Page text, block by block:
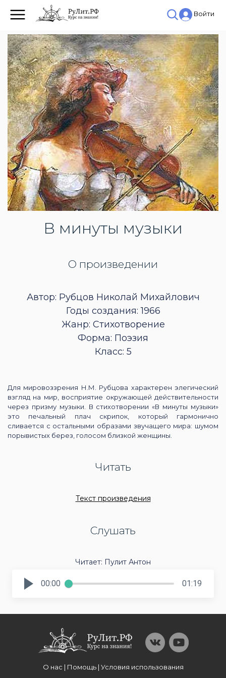
Войти
В минуты музыки
О произведении
Автор: Рубцов Николай Михайлович
Годы создания: 1966
Жанр: Стихотворение
Форма: Поэзия
Класс: 5
Для мировоззрения Н.М. Рубцова характерен элегический
взгляд на мир, восприятие окружающей действительности
через призму музыки. В стихотворении «В минуты музыки»
это печальный плач скрипок, который гармонично
сливается с остальными образами звучащего мира: шумом
порывистых берез, голосом близкой женщины.
Читать
Текст произведения
Слушать
Читает: Пулит Антон
00:00 01:19
О нас | Помощь | Условия использования